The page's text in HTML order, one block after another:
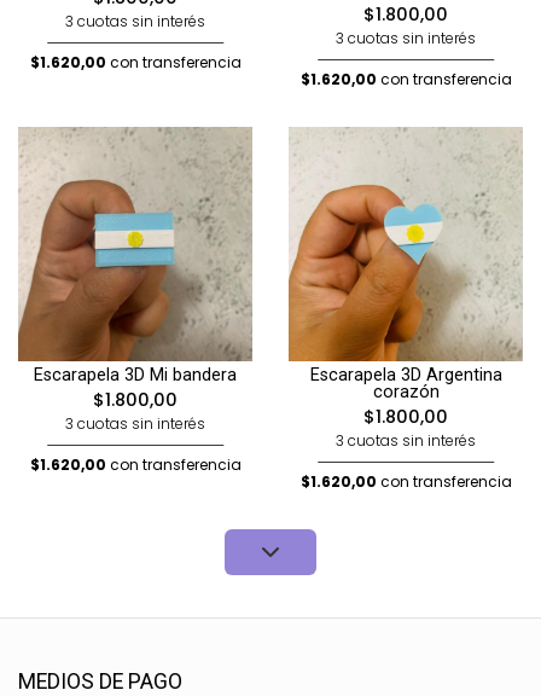
3 cuotas sin interés
$1.620,00 con transferencia
$1.800,00
3 cuotas sin interés
$1.620,00 con transferencia
Escarapela 3D Mi bandera
$1.800,00
3 cuotas sin interés
$1.620,00 con transferencia
Escarapela 3D Argentina
corazón
$1.800,00
3 cuotas sin interés
$1.620,00 con transferencia
MEDIOS DE PAGO